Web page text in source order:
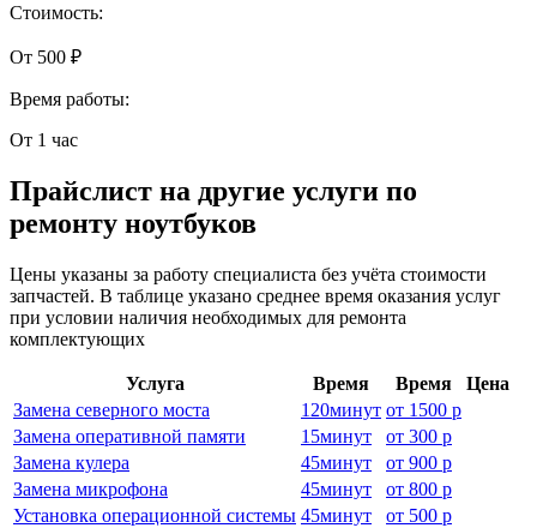
Стоимость:
От 500 ₽
Время работы:
От 1 час
Прайслист на другие услуги по
ремонту ноутбуков
Цены указаны за работу специалиста без учёта стоимости
запчастей. В таблице указано среднее время оказания услуг
при условии наличия необходимых для ремонта
комплектующих
Услуга Время Время
Цена
Замена северного моста
120минут от 1500 р
Замена оперативной памяти
15минут от 300 р
Замена кулера
45минут от 900 р
Замена микрофона
45минут от 800 р
Установка операционной системы 45минут от 500 р